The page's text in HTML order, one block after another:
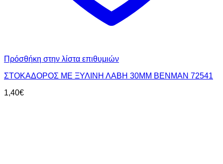
Πρόσθήκη στην λίστα επιθυμιών
ΣΤΟΚΑΔΟΡΟΣ ΜΕ ΞΥΛΙΝΗ ΛΑΒΗ 30MM BENMAN 72541
1,40€